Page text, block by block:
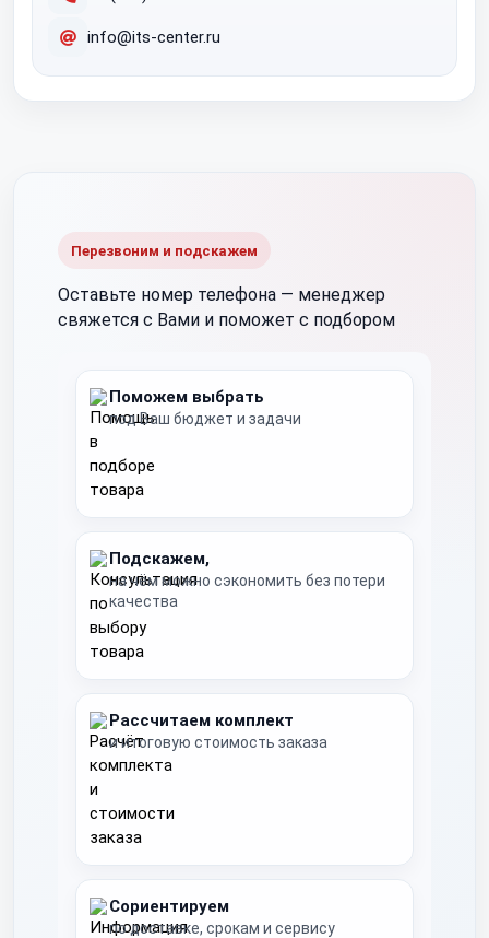
info@its-center.ru
Перезвоним и подскажем
Оставьте номер телефона — менеджер
свяжется с Вами и поможет с подбором
Поможем выбрать
под Ваш бюджет и задачи
Подскажем,
на чём можно сэкономить без потери
качества
Рассчитаем комплект
и итоговую стоимость заказа
Сориентируем
по доставке, срокам и сервису